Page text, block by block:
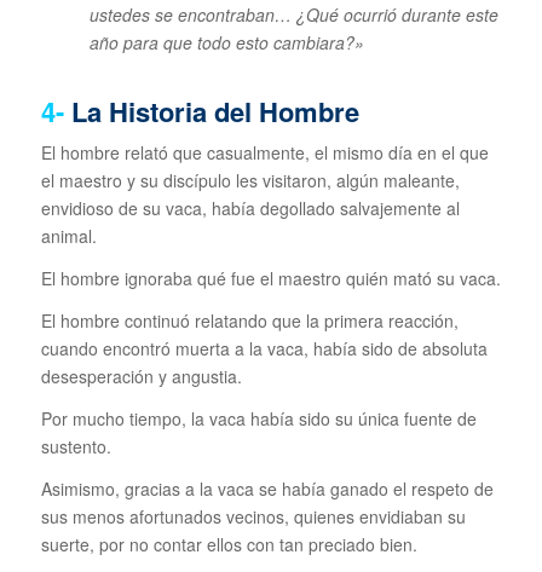
ustedes se encontraban… ¿Qué ocurrió durante este
año para que todo esto cambiara?»
4-La Historia del Hombre
El hombre relató que casualmente, el mismo día en el que
el maestro y su discípulo les visitaron, algún maleante,
envidioso de su vaca, había degollado salvajemente al
animal.
El hombre ignoraba qué fue el maestro quién mató su vaca.
El hombre continuó relatando que la primera reacción,
cuando encontró muerta a la vaca, había sido de absoluta
desesperación y angustia.
Por mucho tiempo, la vaca había sido su única fuente de
sustento.
Asimismo, gracias a la vaca se había ganado el respeto de
sus menos afortunados vecinos, quienes envidiaban su
suerte, por no contar ellos con tan preciado bien.